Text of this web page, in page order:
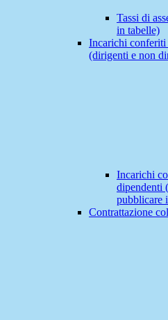
Tassi di
in tabelle)
Incarichi conferiti
(dirigenti e non
Incarichi
dipendenti
pubblicare
Contrattazione